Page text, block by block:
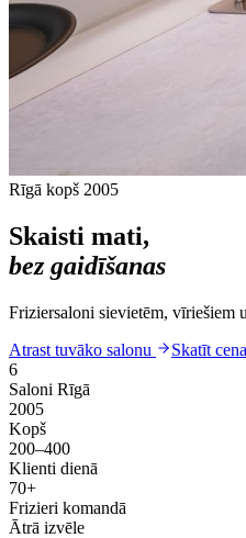
Rīgā kopš 2005
Skaisti mati,
bez gaidīšanas
Friziersaloni sievietēm, vīriešiem
Atrast tuvāko salonu
Skatīt
6
Saloni Rīgā
2005
Kopš
200–400
Klienti dienā
70+
Frizieri komandā
Ātrā izvēle